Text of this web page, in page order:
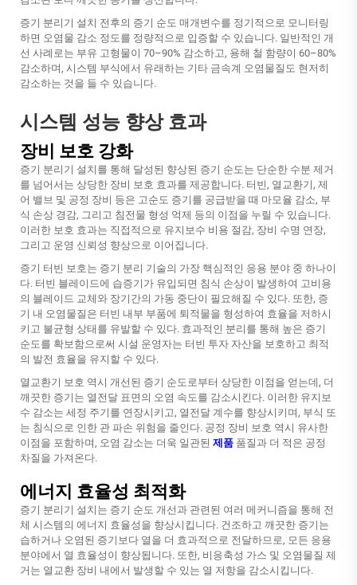
증기 분리기 설치 전후의 증기 순도 매개변수를 정기적으로 모니터링
하면 오염물 감소 정도를 정량적으로 입증할 수 있습니다. 일반적인 개
선 사례로는 부유 고형물이 70–90% 감소하고, 용해 철 함량이 60–80%
감소하며, 시스템 부식에서 유래하는 기타 금속계 오염물질도 현저히
감소하는 것을 들 수 있습니다.
시스템 성능 향상 효과
장비 보호 강화
증기 분리기 설치를 통해 달성된 향상된 증기 순도는 단순한 수분 제거
를 넘어서는 상당한 장비 보호 효과를 제공합니다. 터빈, 열교환기, 제
어 밸브 및 공정 장비 등은 고순도 증기를 공급받을 때 마모율 감소, 부
식 손상 경감, 그리고 침전물 형성 억제 등의 이점을 누릴 수 있습니다.
이러한 보호 효과는 직접적으로 유지보수 비용 절감, 장비 수명 연장,
그리고 운영 신뢰성 향상으로 이어집니다.
증기 터빈 보호는 증기 분리 기술의 가장 핵심적인 응용 분야 중 하나이
다. 터빈 블레이드에 습증기가 유입되면 침식 손상이 발생하여 고비용
의 블레이드 교체와 장기간의 가동 중단이 필요해질 수 있다. 또한, 증
기 내 오염물질은 터빈 내부 부품에 퇴적물을 형성하여 효율을 저하시
키고 불균형 상태를 유발할 수 있다. 효과적인 분리를 통해 높은 증기
순도를 확보함으로써 시설 운영자는 터빈 투자 자산을 보호하고 최적
의 발전 효율을 유지할 수 있다.
열교환기 보호 역시 개선된 증기 순도로부터 상당한 이점을 얻는데, 더
깨끗한 증기는 열전달 표면의 오염 속도를 감소시킨다. 이러한 유지보
수 감소는 세정 주기를 연장시키고, 열전달 계수를 향상시키며, 부식 또
는 침식으로 인한 관 파손 위험을 줄인다. 공정 장비 보호 역시 유사한
이점을 포함하며, 오염 감소는 더욱 일관된 제품 품질과 더 적은 공정
차질을 가져온다.
에너지 효율성 최적화
증기 분리기 설치는 증기 순도 개선과 관련된 여러 메커니즘을 통해 전
체 시스템의 에너지 효율성을 향상시킵니다. 건조하고 깨끗한 증기는
습하거나 오염된 증기보다 열을 더 효과적으로 전달하므로, 모든 응용
분야에서 열 효율성이 향상됩니다. 또한, 비응축성 가스 및 오염물질 제
거는 열교환 장비 내에서 발생할 수 있는 열 저항을 감소시킵니다.